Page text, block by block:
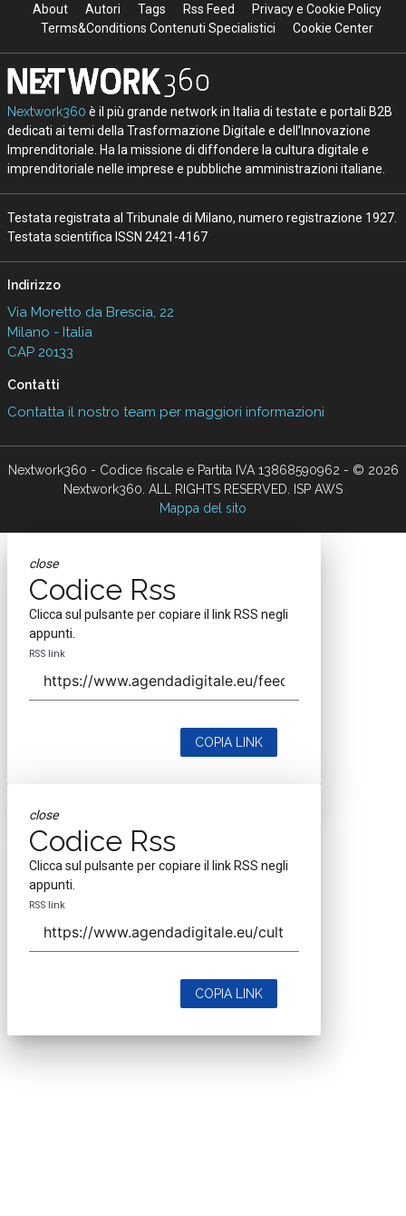
About Autori Tags Rss Feed
Privacy e Cookie Policy
Terms&Conditions Contenuti Specialistici
Cookie Center
Nextwork360 è il più grande network in Italia di testate e portali B2B
dedicati ai temi della Trasformazione Digitale e dell’Innovazione
Imprenditoriale. Ha la missione di diffondere la cultura digitale e
imprenditoriale nelle imprese e pubbliche amministrazioni italiane.
Testata registrata al Tribunale di Milano, numero registrazione 1927.
Testata scientifica ISSN 2421-4167
Indirizzo
Via Moretto da Brescia, 22
Milano - Italia
CAP 20133
Contatti
Contatta il nostro team per maggiori informazioni
Nextwork360 - Codice fiscale e Partita IVA 13868590962 - © 2026
Nextwork360. ALL RIGHTS RESERVED. ISP AWS
Mappa del sito
close
Codice Rss
Clicca sul pulsante per copiare il link RSS negli
appunti.
RSS link
COPIA LINK
close
Codice Rss
Clicca sul pulsante per copiare il link RSS negli
appunti.
RSS link
COPIA LINK